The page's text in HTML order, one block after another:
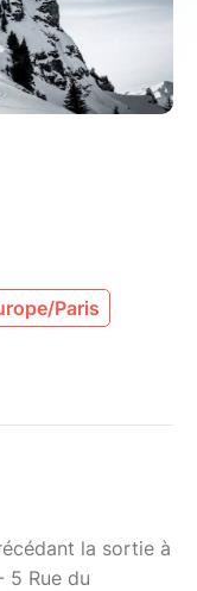
Paris
la sortie à
5 Rue du